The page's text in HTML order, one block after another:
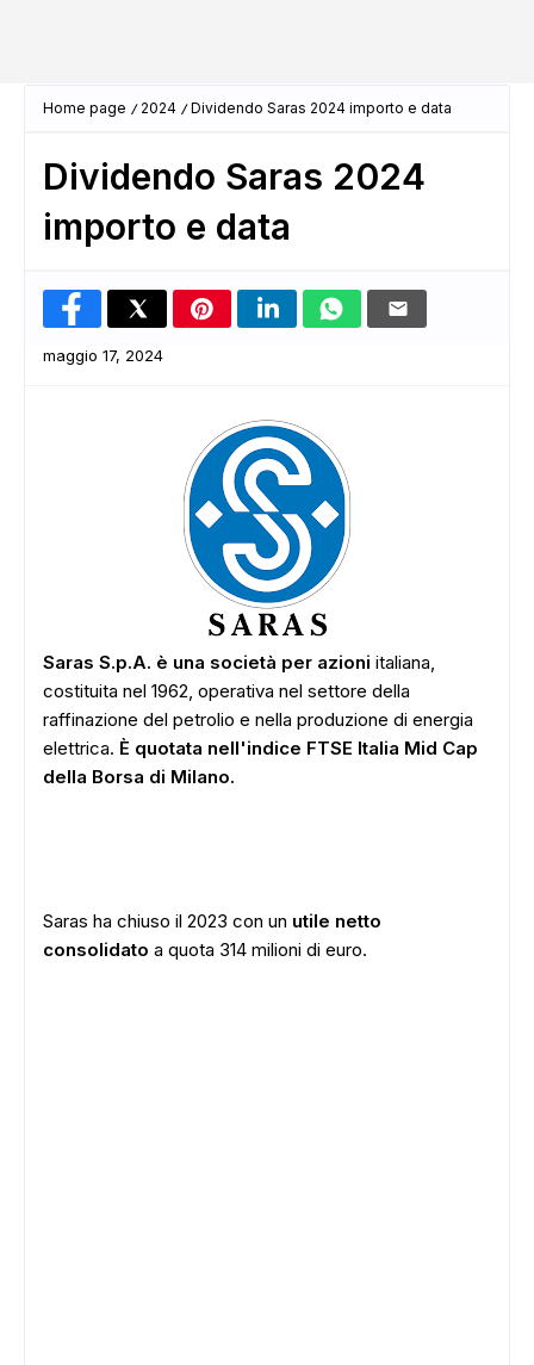
Home page 2024 Dividendo Saras 2024 importo e data
Dividendo Saras 2024
importo e data
maggio 17, 2024
Saras S.p.A. è una società per azioni italiana,
costituita nel 1962, operativa nel settore della
raffinazione del petrolio e nella produzione di energia
elettrica. È quotata nell'indice FTSE Italia Mid Cap
della Borsa di Milano.
Saras ha chiuso il 2023 con un utile netto
consolidato a quota 314 milioni di euro.